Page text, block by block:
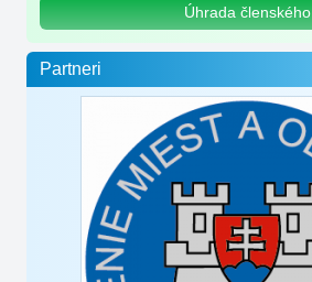
Úhrada členského
Partneri